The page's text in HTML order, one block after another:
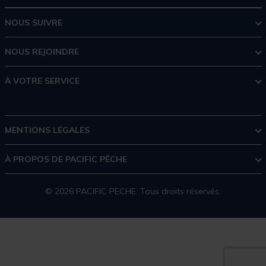
NOUS SUIVRE
NOUS REJOINDRE
À VOTRE SERVICE
MENTIONS LÉGALES
À PROPOS DE PACIFIC PÊCHE
© 2026 PACIFIC PECHE. Tous droits réservés.